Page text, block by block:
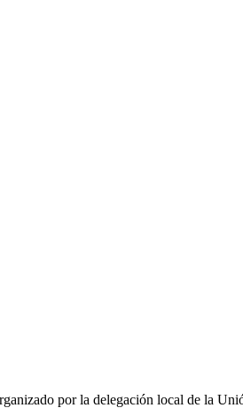
por la delegación local de la